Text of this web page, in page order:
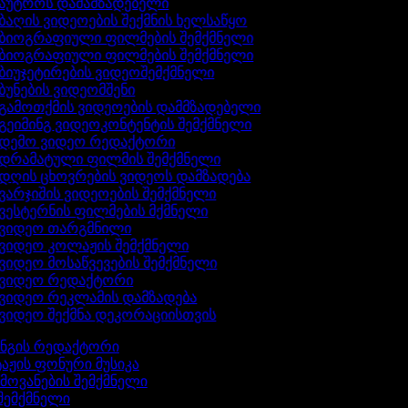
დამამზადებელი
ვიდეოების შექმნის ხელსაწყო
ფილმების შემქმნელი
ფილმების შემქმნელი
ვიდეოშემქმნელი
ვიდეომშენი
ვიდეოების დამმზადებელი
ვიდეოკონტენტის შემქმნელი
ვიდეო რედაქტორი
ფილმის შემქმნელი
ცხოვრების ვიდეოს დამზადება
ვიდეოების შემქმნელი
ფილმების მქმნელი
თარგმნილი
კოლაჟის შემქმნელი
მოსაწვევების შემქმნელი
რედაქტორი
რეკლამის დამზადება
შექმნა დეკორაციისთვის
რედაქტორი
ფონური მუსიკა
შემქმნელი